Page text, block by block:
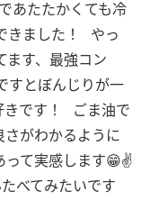
あたたかくても冷
ました！
やっ
ます、最強コン
すとぼんじりが一
です！
ごま油で
さがわかるように
って実感します😁✌️
べてみたいです